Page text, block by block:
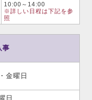
10:00～14:00
※詳しい日程は下記を参
照
事
金曜日
日